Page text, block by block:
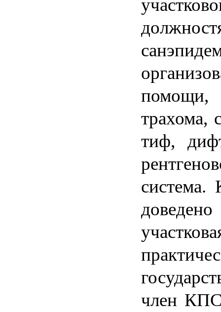
помощи,
трахома,
тиф,
член